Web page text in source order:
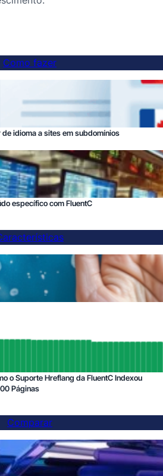
Como fazer
idioma a sites em subdomínios
específico com FluentC
o Suporte Hreflang da FluentC Indexou
Páginas
Comparar